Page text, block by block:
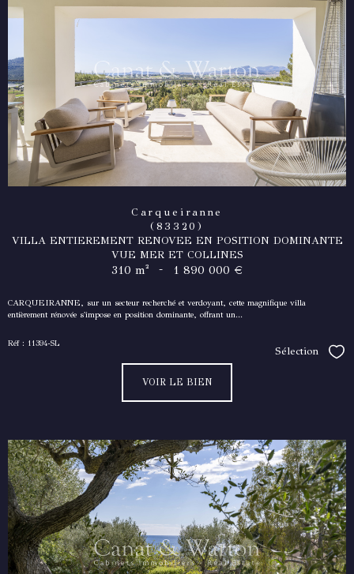
Carqueiranne
(83320)
VILLA ENTIEREMENT RENOVEE EN POSITION DOMINANTE
VUE MER ET COLLINES
310 m² - 1 890 000 €
CARQUEIRANNE, sur un secteur recherché et verdoyant, cette magnifique villa
entièrement rénovée s'impose en position dominante, offrant un...
Réf : 11394-SL
Sélection
VOIR LE BIEN